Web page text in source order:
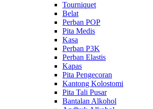
Tourniquet
Belat
Perban POP
Pita Medis
Kasa
Perban P3K
Perban Elastis
Kapas
Pita Pengecoran
Kantong Kolostomi
Pita Tali Pusar
Bantalan Alkohol